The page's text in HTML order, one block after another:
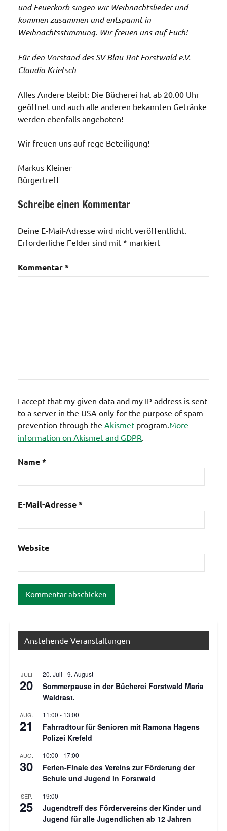
und Feuerkorb singen wir Weihnachtslieder und
kommen zusammen und entspannt in
Weihnachtsstimmung. Wir freuen uns auf Euch!
Für den Vorstand des SV Blau-Rot Forstwald e.V.
Claudia Krietsch
Alles Andere bleibt: Die Bücherei hat ab 20.00 Uhr
geöffnet und auch alle anderen bekannten Getränke
werden ebenfalls angeboten!
Wir freuen uns auf rege Beteiligung!
Markus Kleiner
Bürgertreff
Schreibe einen Kommentar
Deine E-Mail-Adresse wird nicht veröffentlicht.
Erforderliche Felder sind mit * markiert
Kommentar*
I accept that my given data and my IP address is sent
to a server in the USA only for the purpose of spam
prevention through the Akismet program. More
information on Akismet and GDPR
Name*
E-Mail-Adresse*
Website
Anstehende Veranstaltungen
JULI
20
20. Juli -9. August
Sommerpause in der Bücherei Forstwald Maria
Waldrast.
AUG.
21
11:00 - 13:00
Fahrradtour für Senioren mit Ramona Hagens
Polizei Krefeld
AUG.
30
10:00 - 17:00
Ferien-Finale des Vereins zur Förderung der
Schule und Jugend in Forstwald
SEP.
25
19:00
Jugendtreff des Fördervereins der Kinder und
Jugend für alle Jugendlichen ab 12 Jahren